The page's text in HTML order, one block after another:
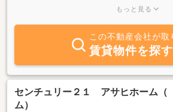
「有効活用」等不動産のトータルプランナー
言葉にしています。 不動産に関するご相談
お気軽にご来店・お電話・メール・ＬＩＮＥ
ます。 スタッフ一同心よりお待ち致してお
もっと見る
この不動産会社が取
賃貸物件を探す
センチュリー２１ アサヒホーム（
ム）